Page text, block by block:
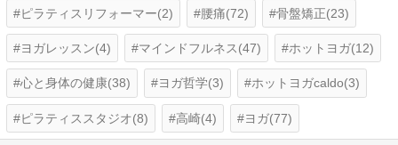
ピラティスリフォーマー(2) 腰痛(72) 骨盤矯正(23)
ヨガレッスン(4) マインドフルネス(47) ホットヨガ(12)
心と身体の健康(38) ヨガ哲学(3) ホットヨガcaldo(3)
ピラティススタジオ(8) 高崎(4) ヨガ(77)